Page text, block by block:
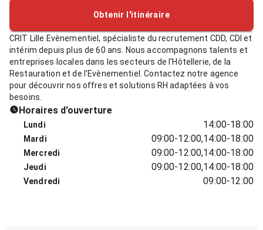
Obtenir l'itinéraire
CRIT Lille Evènementiel, spécialiste du recrutement CDD, CDI et
intérim depuis plus de 60 ans. Nous accompagnons talents et
entreprises locales dans les secteurs de l'Hôtellerie, de la
Restauration et de l'Evènementiel. Contactez notre agence
pour découvrir nos offres et solutions RH adaptées à vos
besoins.
Horaires d'ouverture
Lundi 14:00-18:00
Mardi 09:00-12:00,14:00-18:00
Mercredi 09:00-12:00,14:00-18:00
Jeudi 09:00-12:00,14:00-18:00
Vendredi 09:00-12:00